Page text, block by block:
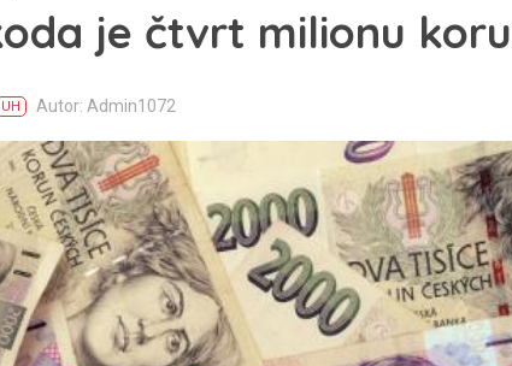
je čtvrt milionu
UH Autor: Admin1072